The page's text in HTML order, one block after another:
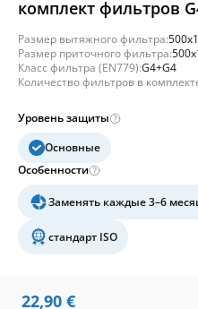
комплект фильтров
Размер вытяжного фильтра:
Размер приточного фильтра:
Класс фильтра (EN779):G4+G4
Количество фильтров в
Уровень защиты
Основные
Особенности
Заменять каждые 3–6
стандарт ISO
22,90 €